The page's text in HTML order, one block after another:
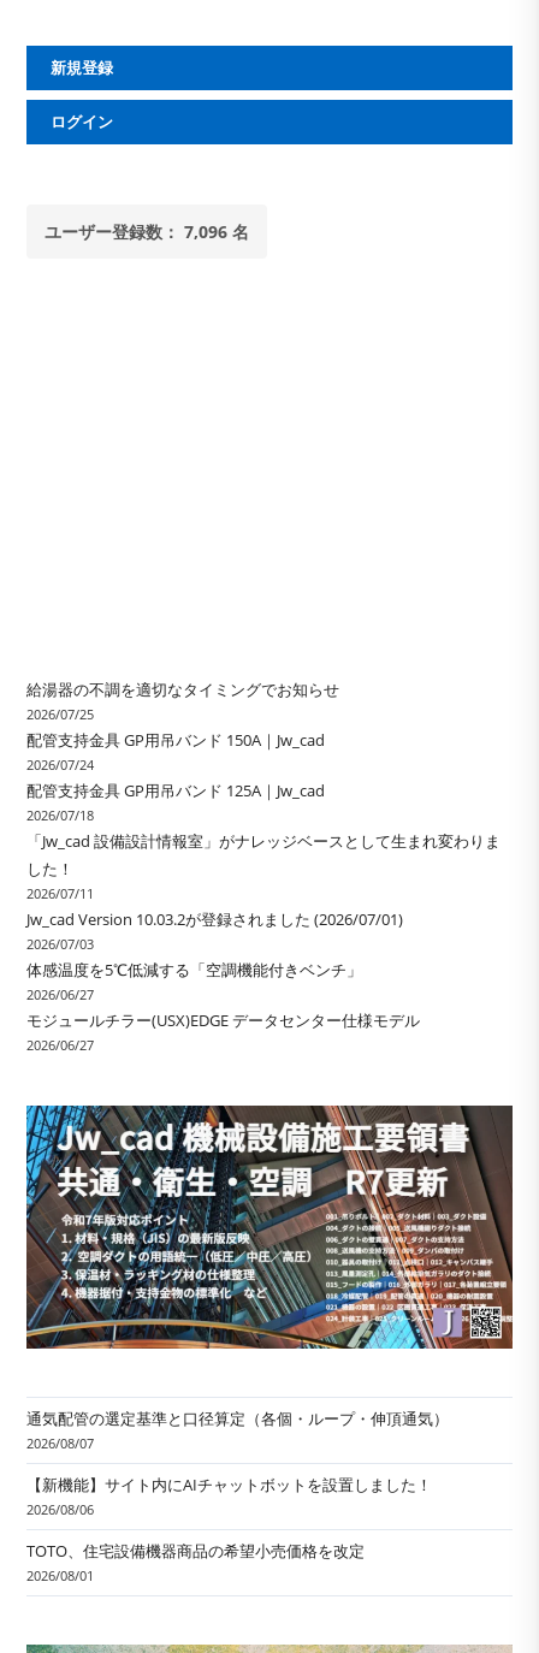
し
(2025/10/25)
新規登録
ログイン
ユーザー登録数： 7,096 名
給湯器の不調を適切なタイミングでお知らせ
2026/07/25
配管支持金具 GP用吊バンド 150A｜Jw_cad
2026/07/24
配管支持金具 GP用吊バンド 125A｜Jw_cad
2026/07/18
「Jw_cad 設備設計情報室」がナレッジベースとして生まれ変わりま
した！
2026/07/11
Jw_cad Version 10.03.2が登録されました (2026/07/01)
2026/07/03
体感温度を5℃低減する「空調機能付きベンチ」
2026/06/27
モジュールチラー(USX)EDGE データセンター仕様モデル
2026/06/27
通気配管の選定基準と口径算定（各個・ループ・伸頂通気）
2026/08/07
【新機能】サイト内にAIチャットボットを設置しました！
2026/08/06
TOTO、住宅設備機器商品の希望小売価格を改定
2026/08/01